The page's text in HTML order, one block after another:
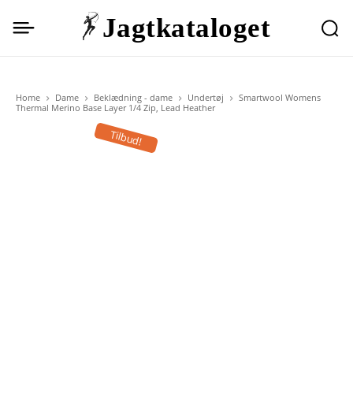
Jagtkataloget
Home Dame Beklædning - dame Undertøj
Smartwool Womens
Thermal Merino Base Layer 1/4 Zip, Lead Heather
Tilbud!